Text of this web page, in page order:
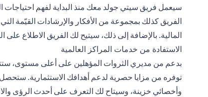
سيعمل فريق سيتي جولد معك منذ البداية لفهم
الفريق كذلك بمجموعة من الأفكار والإرشادات القيّمة
المالية. بالإضافة إلى ذلك، سيتيح لك الفريق الاطلاع
الاستفادة من خدمات المراكز العالمية
بدعم من مديري الثروات المؤهلين على أعلى مستوى،
توفره من مزايا حصرية لدعم أهدافك الاستثمارية.
وأخصائي خزينة، وسيتاح لك التعرف على أحدث الرؤى